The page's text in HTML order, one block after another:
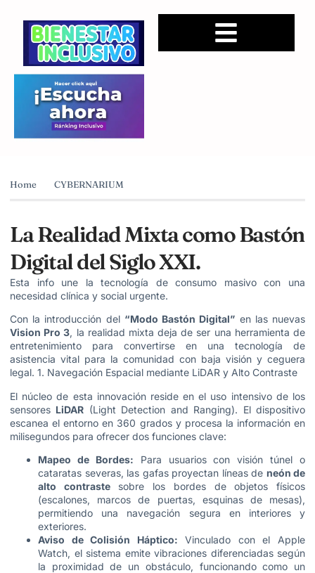
Home CYBERNARIUM
La Realidad Mixta como Bastón
Digital del Siglo XXI.
Esta info une la tecnología de consumo masivo con una
necesidad clínica y social urgente.
Con la introducción del “Modo Bastón Digital” en las nuevas
Vision Pro 3, la realidad mixta deja de ser una herramienta de
entretenimiento para convertirse en una tecnología de
asistencia vital para la comunidad con baja visión y ceguera
legal. 1. Navegación Espacial mediante LiDAR y Alto Contraste
El núcleo de esta innovación reside en el uso intensivo de los
sensores LiDAR (Light Detection and Ranging). El dispositivo
escanea el entorno en 360 grados y procesa la información en
milisegundos para ofrecer dos funciones clave:
Mapeo de Bordes: Para usuarios con visión túnel o
cataratas severas, las gafas proyectan líneas de neón de
alto contrastesobre los bordes de objetos físicos
(escalones, marcos de puertas, esquinas de mesas),
permitiendo una navegación segura en interiores y
exteriores.
Aviso de Colisión Háptico: Vinculado con el Apple
Watch, el sistema emite vibraciones diferenciadas según
la proximidad de un obstáculo, funcionando como un